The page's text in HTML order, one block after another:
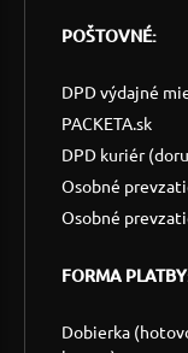
POŠTOVNÉ:
DPD výdajné
PACKETA.sk
DPD kuriér
Osobné
Osobné
FORMA
Dobierka